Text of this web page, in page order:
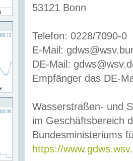
53121 Bonn
Telefon: 0228/7090-0
E-Mail:
DE-Mail:
Empfänger das DE-
Wasserstraßen- und
im Geschäftsbereich
Bundesministeriums
https://